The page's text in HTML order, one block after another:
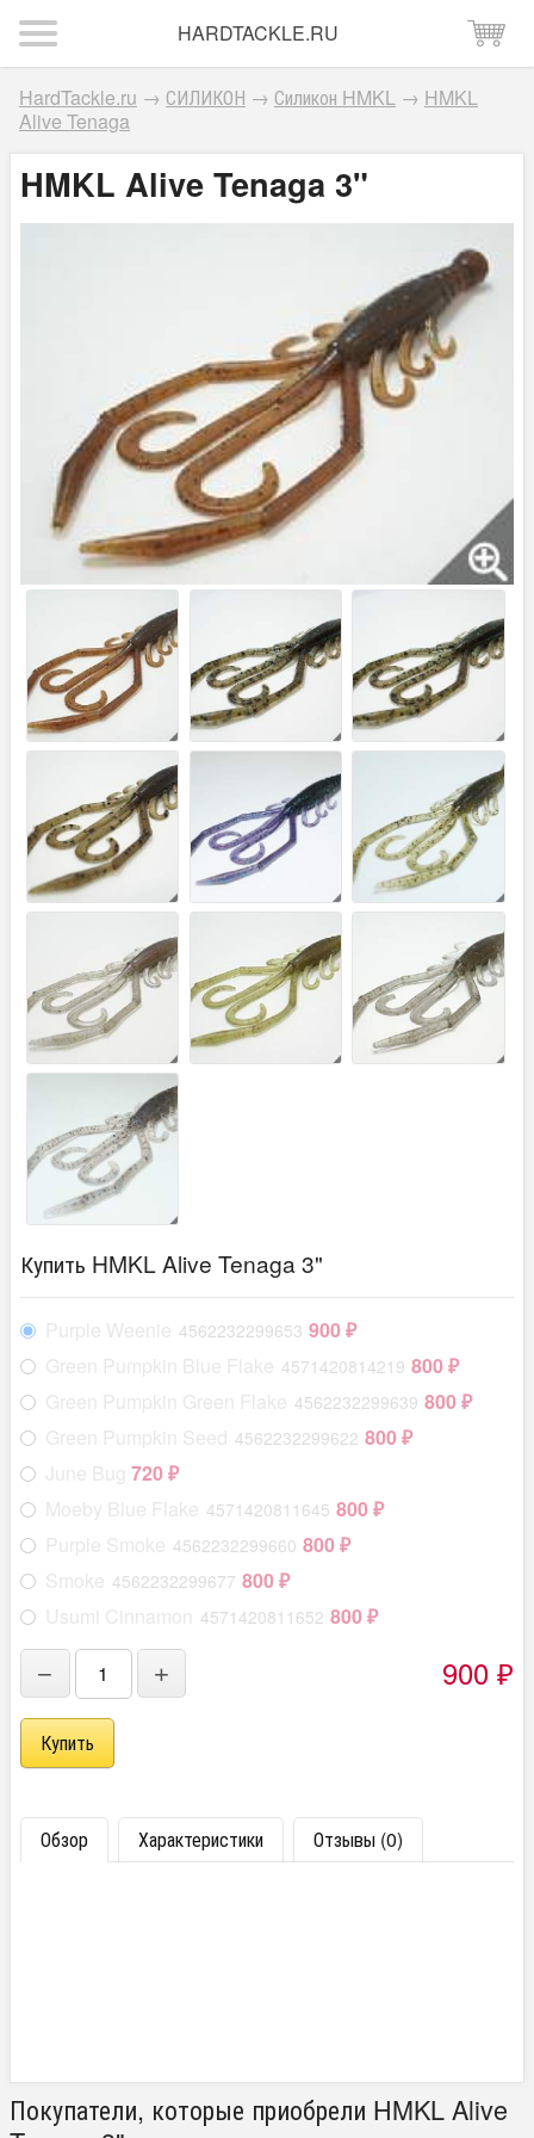
HARDTACKLE.RU
HardTackle.ru → СИЛИКОН → Силикон HMKL → HMKL
Alive Tenaga
HMKL Alive Tenaga 3"
Купить HMKL Alive Tenaga 3"
Purple Weenie 4562232299653 900₽
Green Pumpkin Blue Flake 4571420814219 800₽
Green Pumpkin Green Flake 4562232299639 800₽
Green Pumpkin Seed 4562232299622 800₽
June Bug 720 ₽
Moeby Blue Flake 4571420811645 800₽
Purple Smoke 4562232299660 800₽
Smoke 4562232299677 800₽
Usumi Cinnamon 4571420811652 800₽
− + 900 ₽
Обзор Характеристики Отзывы (0)
Покупатели, которые приобрели HMKL Alive